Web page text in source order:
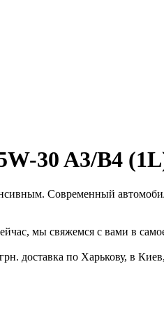
30 A3/B4
Современный
мы свяжемся с вами в
доставка по Харькову, в